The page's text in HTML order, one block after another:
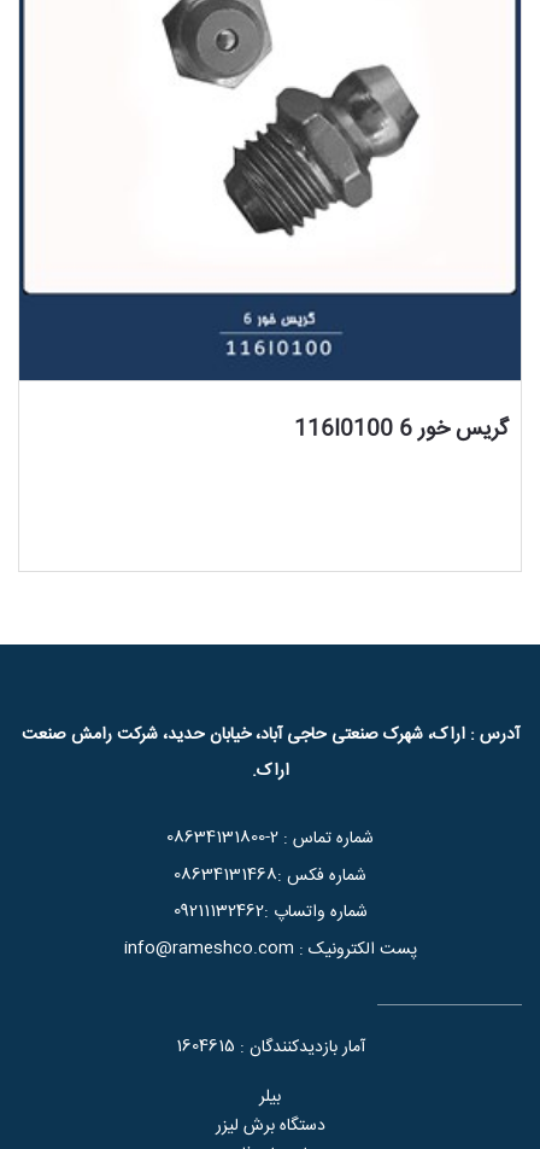
گریس خور 6 116I0100
آدرس : اراک، شهرک صنعتی حاجی آباد، خیابان حدید، شرکت رامش صنعت
اراک.
شماره تماس : 08634131800-2
شماره فکس :08634131468
شماره واتساپ :09211132462
پست الکترونیک : info@rameshco.com
آمار بازدیدکنندگان : 1604615
بیلر
دستگاه برش لیزر